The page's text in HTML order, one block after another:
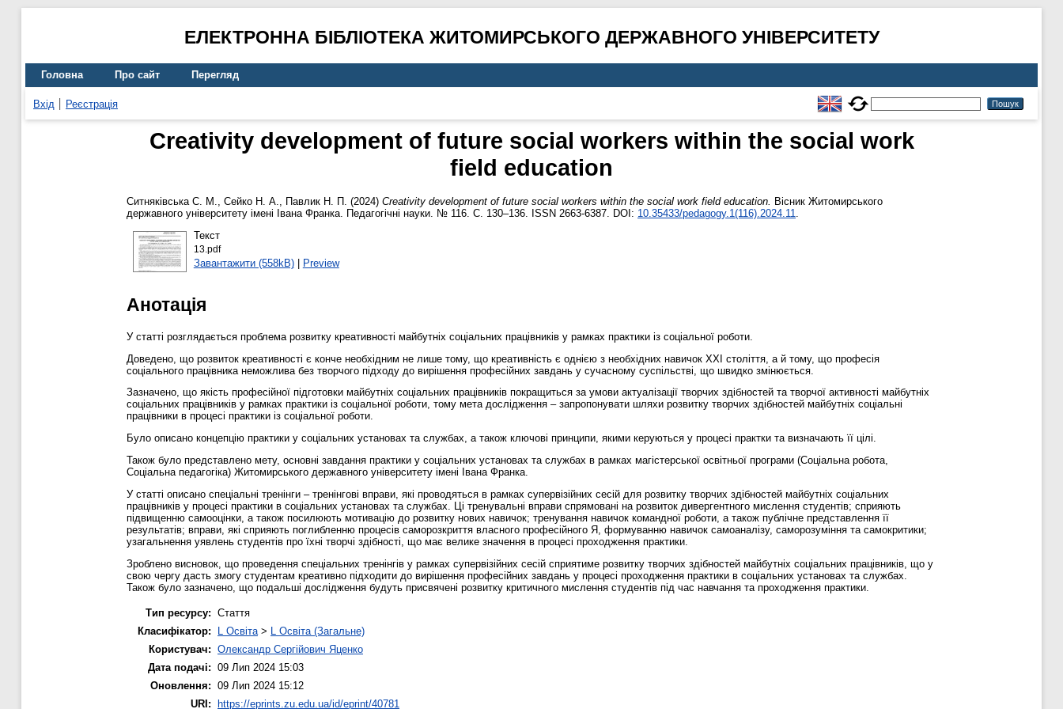
ЕЛЕКТРОННА БІБЛІОТЕКА ЖИТОМИРСЬКОГО ДЕРЖАВНОГО УНІВЕРСИТЕТУ
Головна Про сайт Перегляд
Вхід Реєстрація
Creativity development of future social workers within the social work
field education
Ситняківська С. М., Сейко Н. А., Павлик Н. П. (2024) Creativity development of future social workers within the social work field education. Вісник Житомирського
державного університету імені Івана Франка. Педагогічні науки. № 116. С. 130–136. ISSN 2663-6387. DOI: 10.35433/pedagogy.1(116).2024.11.
Текст
13.pdf
Завантажити (558kB)| Preview
Анотація
У статті розглядається проблема розвитку креативності майбутніх соціальних працівників у рамках практики із соціальної роботи.
Доведено, що розвиток креативності є конче необхідним не лише тому, що креативність є однією з необхідних навичок XXI століття, а й тому, що професія
соціального працівника неможлива без творчого підходу до вирішення професійних завдань у сучасному суспільстві, що швидко змінюється.
Зазначено, що якість професійної підготовки майбутніх соціальних працівників покращиться за умови актуалізації творчих здібностей та творчої активності майбутніх
соціальних працівників у рамках практики із соціальної роботи, тому мета дослідження – запропонувати шляхи розвитку творчих здібностей майбутніх соціальні
працівники в процесі практики із соціальної роботи.
Було описано концепцію практики у соціальних установах та службах, а також ключові принципи, якими керуються у процесі практки та визначають її цілі.
Також було представлено мету, основні завдання практики у соціальних установах та службах в рамках магістерської освітньої програми (Соціальна робота,
Соціальна педагогіка) Житомирського державного університету імені Івана Франка.
У статті описано спеціальні тренінги – тренінгові вправи, які проводяться в рамках супервізійних сесій для розвитку творчих здібностей майбутніх соціальних
працівників у процесі практики в соціальних установах та службах. Ці тренувальні вправи спрямовані на розвиток дивергентного мислення студентів; сприяють
підвищенню самооцінки, а також посилюють мотивацію до розвитку нових навичок; тренування навичок командної роботи, а також публічне представлення її
результатів; вправи, які сприяють поглибленню процесів саморозкриття власного професійного Я, формуванню навичок самоаналізу, саморозуміння та самокритики;
узагальнення уявлень студентів про їхні творчі здібності, що має велике значення в процесі проходження практики.
Зроблено висновок, що проведення спеціальних тренінгів у рамках супервізійних сесій сприятиме розвитку творчих здібностей майбутніх соціальних працівників, що у
свою чергу дасть змогу студентам креативно підходити до вирішення професійних завдань у процесі проходження практики в соціальних установах та службах.
Також було зазначено, що подальші дослідження будуть присвячені розвитку критичного мислення студентів під час навчання та проходження практики.
Тип ресурсу: Стаття
Класифікатор:
L Освіта> L Освіта (Загальне)
Користувач: Олександр Сергійович Яценко
Дата подачі: 09 Лип 2024 15:03
Оновлення: 09 Лип 2024 15:12
URI:
https://eprints.zu.edu.ua/id/eprint/40781